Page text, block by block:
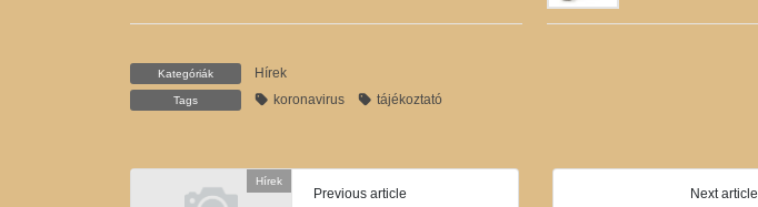
Kategóriák Hírek
Tags koronavirus tájékoztató
Hírek
Previous article Next article